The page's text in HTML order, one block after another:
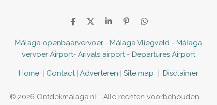
D
l
n
D
e
S
a
e
P
n
n
e
D
l
n
Málaga openbaarvervoer - Málaga Vliegveld - Málaga
vervoer Airport- Arivals airport- Departures Airport
Home Contact| Adverteren Site map Disclaimer
© 2026 Ontdekmalaga.nl - Alle rechten voorbehouden